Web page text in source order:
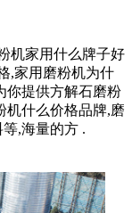
机家用什么牌子好
,家用磨粉机为什
你提供方解石磨粉
机什么价格品牌,磨
,海量的方 .